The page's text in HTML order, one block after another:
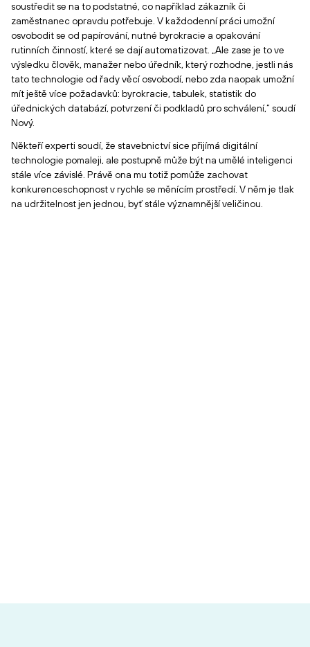
soustředit se na to podstatné, co například zákazník či
zaměstnanec opravdu potřebuje. V každodenní práci umožní
osvobodit se od papírování, nutné byrokracie a opakování
rutinních činností, které se dají automatizovat. „Ale zase je to ve
výsledku člověk, manažer nebo úředník, který rozhodne, jestli nás
tato technologie od řady věcí osvobodí, nebo zda naopak umožní
mít ještě více požadavků: byrokracie, tabulek, statistik do
úřednických databází, potvrzení či podkladů pro schválení,“ soudí
Nový.
Někteří experti soudí, že stavebnictví sice přijímá digitální
technologie pomaleji, ale postupně může být na umělé inteligenci
stále více závislé. Právě ona mu totiž pomůže zachovat
konkurenceschopnost v rychle se měnícím prostředí. V něm je tlak
na udržitelnost jen jednou, byť stále významnější veličinou.